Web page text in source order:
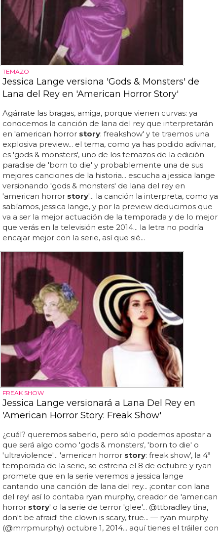
TEMAZO
Jessica Lange versiona 'Gods & Monsters' de
Lana del Rey en 'American Horror Story'
Agárrate las bragas, amiga, porque vienen curvas: ya
conocemos la canción de lana del rey que interpretarán
en 'american horror story: freakshow' y te traemos una
explosiva preview... el tema, como ya has podido adivinar,
es 'gods & monsters', uno de los temazos de la edición
paradise de 'born to die' y probablemente una de sus
mejores canciones de la historia... escucha a jessica lange
versionando 'gods & monsters' de lana del rey en
'american horror story'... la canción la interpreta, como ya
sabíamos, jessica lange, y por la preview deducimos que
va a ser la mejor actuación de la temporada y de lo mejor
que verás en la televisión este 2014... la letra no podría
encajar mejor con la serie, así que sié...
FREAK SHOW
Jessica Lange versionará a Lana Del Rey en
'American Horror Story: Freak Show'
¿cuál? queremos saberlo, pero sólo podemos apostar a
que será algo como 'gods & monsters', 'born to die' o
'ultraviolence'... 'american horror story: freak show', la 4ª
temporada de la serie, se estrena el 8 de octubre y ryan
promete que en la serie veremos a jessica lange
cantando una canción de lana del rey... ¡contar con lana
del rey! así lo contaba ryan murphy, creador de 'american
horror story' o la serie de terror 'glee'... @ttbradley tina,
don't be afraid! the clown is scary, true... — ryan murphy
(@mrrpmurphy) octubre 1, 2014... aquí tienes el tráiler con